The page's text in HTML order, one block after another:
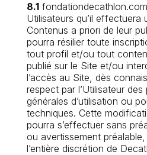
8.1
Utilisateurs qu’il effectuera
Contenus a priori de leur
pourra résilier toute
tout profil et/ou tout
publié sur le Site et/ou
l’accès au Site, dès
respect par l’Utilisateur
générales d’utilisation ou
techniques. Cette
pourra s’effectuer sans
ou avertissement
l’entière discrétion de